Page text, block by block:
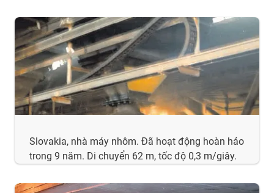
Slovakia, nhà máy nhôm. Đã hoạt động hoàn hảo
trong 9 năm. Di chuyển 62 m, tốc độ 0,3 m/giây.